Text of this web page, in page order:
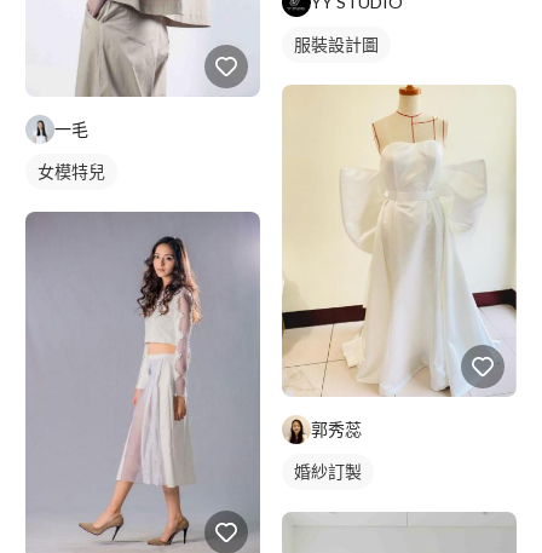
一毛
女模特兒
服裝設計圖
郭秀蕊
婚紗訂製